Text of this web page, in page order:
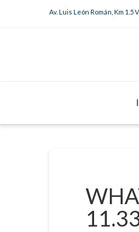
Av. Luis León Román, Km 1.5